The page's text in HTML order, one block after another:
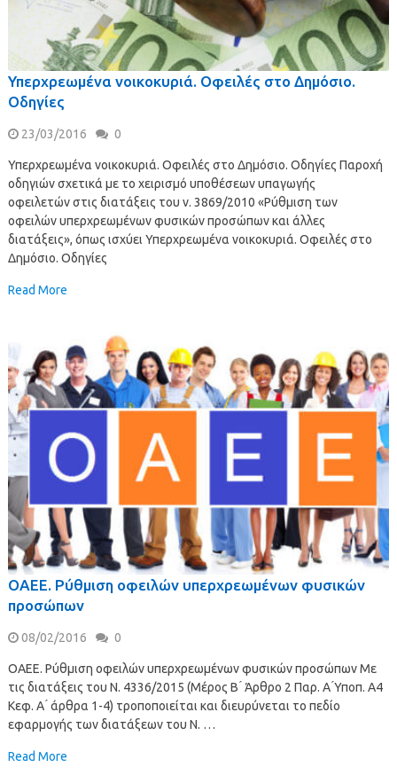
Υπερχρεωμένα νοικοκυριά. Οφειλές στο Δημόσιο.
Οδηγίες
23/03/2016 0
Υπερχρεωμένα νοικοκυριά. Οφειλές στο Δημόσιο. Οδηγίες Παροχή
οδηγιών σχετικά με το χειρισμό υποθέσεων υπαγωγής
οφειλετών στις διατάξεις του ν. 3869/2010 «Ρύθμιση των
οφειλών υπερχρεωμένων φυσικών προσώπων και άλλες
διατάξεις», όπως ισχύει Υπερχρεωμένα νοικοκυριά. Οφειλές στο
Δημόσιο. Οδηγίες
Read More
ΟΑΕΕ. Ρύθμιση οφειλών υπερχρεωμένων φυσικών
προσώπων
08/02/2016 0
ΟΑΕΕ. Ρύθμιση οφειλών υπερχρεωμένων φυσικών προσώπων Με
τις διατάξεις του Ν. 4336/2015 (Μέρος Β ́ Άρθρο 2 Παρ. Α ́Υποπ. Α4
Κεφ. Α ́ άρθρα 1-4) τροποποιείται και διευρύνεται το πεδίο
εφαρμογής των διατάξεων του Ν. …
Read More